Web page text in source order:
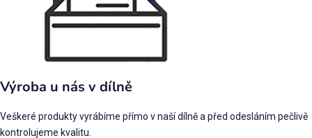
Výroba u nás v dílně
Veškeré produkty vyrábíme přímo v naší dílně a před odesláním pečlivě
kontrolujeme kvalitu.